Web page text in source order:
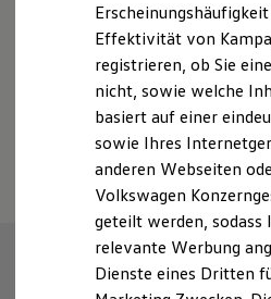
Batterie
Sicherheit
Garantie und
Nachhaltigkeit
Technologie
Kosten und Kauf
Verbrauchskosten
Kaufoptionen
E-Auto-Förderung
Software und
Die ID. Software 6
ID. Software
Digitale Extras
Schnittstellen zu
Fahrzeugangebot
Serviceanfrage stellen
Effektivität von
registrieren, ob Sie
nicht, sowie welche
basiert auf einer
sowie Ihres
anderen Webseiten
Volkswagen
geteilt werden, sodass
relevante Werbung
Dienste eines Dritten